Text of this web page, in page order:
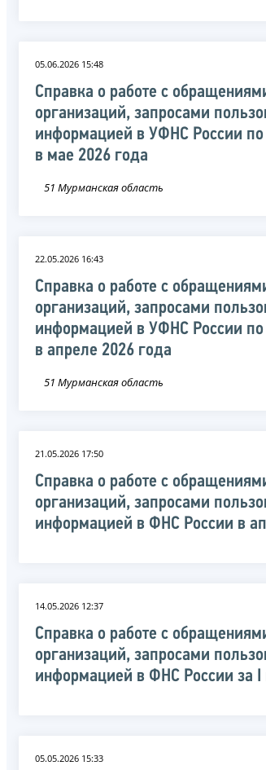
05.06.2026 15:48
Справка о работе с
организаций, запросами
информацией в УФНС России
в мае 2026 года
51 Мурманская область
22.05.2026 16:43
Справка о работе с
организаций, запросами
информацией в УФНС России
в апреле 2026 года
51 Мурманская область
21.05.2026 17:50
Справка о работе с
организаций, запросами
информацией в ФНС России в
14.05.2026 12:37
Справка о работе с
организаций, запросами
информацией в ФНС России за I
05.05.2026 15:33